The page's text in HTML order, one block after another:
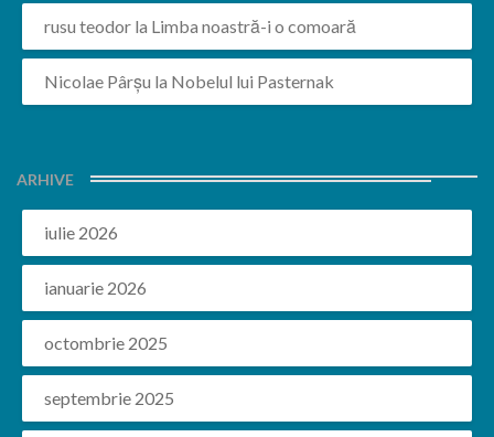
rusu teodor la Limba noastră-i o comoară
Nicolae Pârșu la Nobelul lui Pasternak
ARHIVE
iulie 2026
ianuarie 2026
octombrie 2025
septembrie 2025